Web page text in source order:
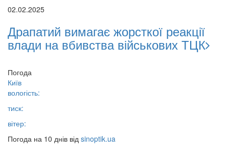
02.02.2025
Драпатий вимагає жорсткої реакції
влади на вбивства військових ТЦК
Погода
Київ
вологість:
тиск:
вітер:
Погода на 10 днів від sinoptik.ua